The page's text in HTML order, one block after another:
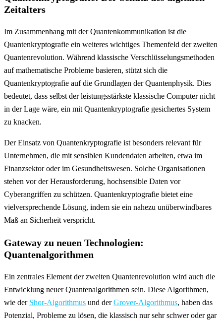
Zeitalters
Im Zusammenhang mit der Quantenkommunikation ist die
Quantenkryptografie ein weiteres wichtiges Themenfeld der zweiten
Quantenrevolution. Während klassische Verschlüsselungsmethoden
auf mathematische Probleme basieren, stützt sich die
Quantenkryptografie auf die Grundlagen der Quantenphysik. Dies
bedeutet, dass selbst der leistungsstärkste klassische Computer nicht
in der Lage wäre, ein mit Quantenkryptografie gesichertes System
zu knacken.
Der Einsatz von Quantenkryptografie ist besonders relevant für
Unternehmen, die mit sensiblen Kundendaten arbeiten, etwa im
Finanzsektor oder im Gesundheitswesen. Solche Organisationen
stehen vor der Herausforderung, hochsensible Daten vor
Cyberangriffen zu schützen. Quantenkryptografie bietet eine
vielversprechende Lösung, indem sie ein nahezu unüberwindbares
Maß an Sicherheit verspricht.
Gateway zu neuen Technologien:
Quantenalgorithmen
Ein zentrales Element der zweiten Quantenrevolution wird auch die
Entwicklung neuer Quantenalgorithmen sein. Diese Algorithmen,
wie der Shor-Algorithmus und derGrover-Algorithmus, haben das
Potenzial, Probleme zu lösen, die klassisch nur sehr schwer oder gar